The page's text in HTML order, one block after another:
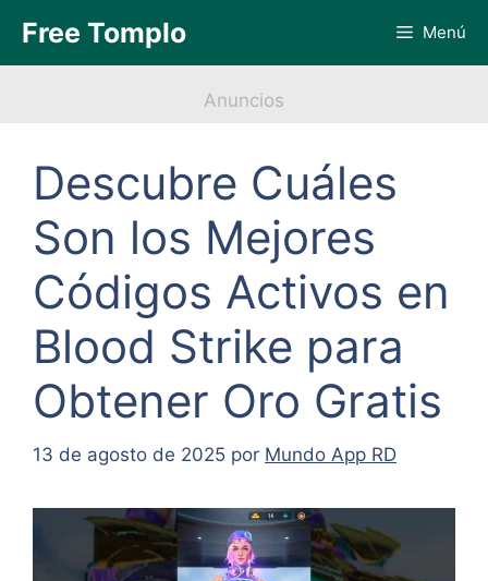
contenido
Free Tomplo Menú
Anuncios
Descubre Cuáles
Son los Mejores
Códigos Activos en
Blood Strike para
Obtener Oro Gratis
13 de agosto de 2025 por Mundo App RD